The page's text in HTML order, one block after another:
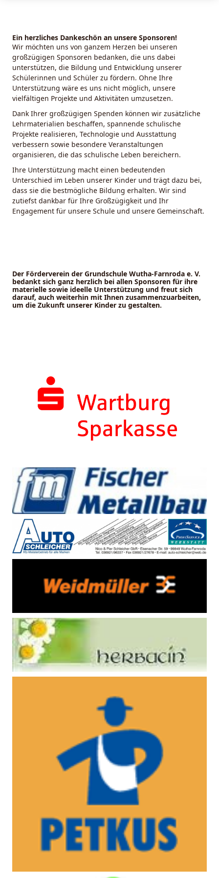
Ein herzliches Dankeschön an unsere Sponsoren!
Wir möchten uns von ganzem Herzen bei unseren
großzügigen Sponsoren bedanken, die uns dabei
unterstützen, die Bildung und Entwicklung unserer
Schülerinnen und Schüler zu fördern. Ohne Ihre
Unterstützung wäre es uns nicht möglich, unsere
vielfältigen Projekte und Aktivitäten umzusetzen.
Dank Ihrer großzügigen Spenden können wir zusätzliche
Lehrmaterialien beschaffen, spannende schulische
Projekte realisieren, Technologie und Ausstattung
verbessern sowie besondere Veranstaltungen
organisieren, die das schulische Leben bereichern.
Ihre Unterstützung macht einen bedeutenden
Unterschied im Leben unserer Kinder und trägt dazu bei,
dass sie die bestmögliche Bildung erhalten. Wir sind
zutiefst dankbar für Ihre Großzügigkeit und Ihr
Engagement für unsere Schule und unsere Gemeinschaft.
Der Förderverein der Grundschule Wutha-Farnroda e. V.
bedankt sich ganz herzlich bei allen Sponsoren für ihre
materielle sowie ideelle Unterstützung und freut sich
darauf, auch weiterhin mit Ihnen zusammenzuarbeiten,
um die Zukunft unserer Kinder zu gestalten.